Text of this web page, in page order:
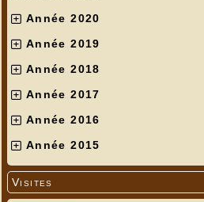
Année 2020
Année 2019
Année 2018
Année 2017
Année 2016
Année 2015
Visites